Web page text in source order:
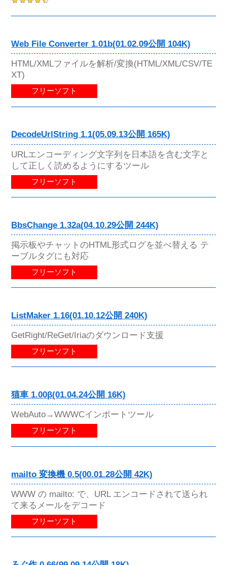
Web File Converter 1.01b(01.02.09公開 104K)
HTML/XMLファイルを解析/変換(HTML/XML/CSV/TE
XT)
フリーソフト
DecodeUrlString 1.1(05.09.13公開 165K)
URLエンコーディング文字列を日本語を含む文字と
して正しく読めるようにするツール
フリーソフト
BbsChange 1.32a(04.10.29公開 244K)
掲示板やチャットのHTML形式ログを並べ替える テ
ーブルタグにも対応
フリーソフト
ListMaker 1.16(01.10.12公開 240K)
GetRight/ReGet/Iriaのダウンロード支援
フリーソフト
猫車 1.00β(01.04.24公開 16K)
WebAuto→WWWCインポートツール
フリーソフト
mailto 変換機 0.5(00.01.28公開 42K)
WWW の mailto: で、URL エンコードされて送られ
て来るメールをデコード
フリーソフト